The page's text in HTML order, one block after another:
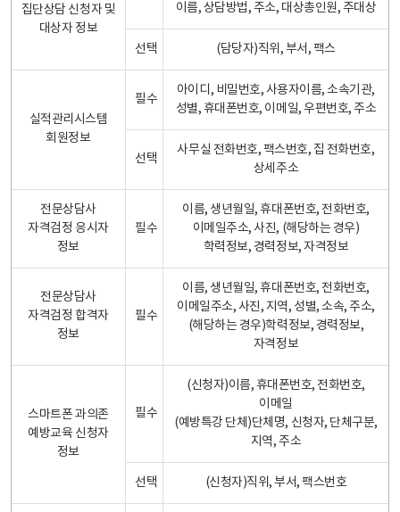
집단상담 신청자 및
대상자 정보
이름, 상담방법, 주소, 대상총인원, 주대상
선택 (담당자)직위, 부서, 팩스
실적관리시스템
회원정보
필수
아이디, 비밀번호, 사용자이름, 소속기관,
성별, 휴대폰번호, 이메일, 우편번호, 주소
선택
사무실 전화번호, 팩스번호, 집 전화번호,
상세주소
전문상담사
자격검정 응시자
정보
필수
이름, 생년월일, 휴대폰번호, 전화번호,
이메일주소, 사진, (해당하는 경우)
학력정보, 경력정보, 자격정보
전문상담사
자격검정 합격자
정보
필수
이름, 생년월일, 휴대폰번호, 전화번호,
이메일주소, 사진, 지역, 성별, 소속, 주소,
(해당하는 경우)학력정보, 경력정보,
자격정보
스마트폰 과의존
예방교육 신청자
정보
필수
(신청자)이름, 휴대폰번호, 전화번호,
이메일
(예방특강 단체)단체명, 신청자, 단체구분,
지역, 주소
선택 (신청자)직위, 부서, 팩스번호